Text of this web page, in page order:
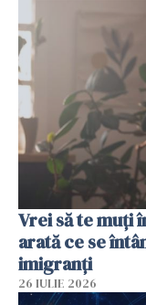
Vrei să te muți
arată ce se
imigranți
26 IULIE 2026